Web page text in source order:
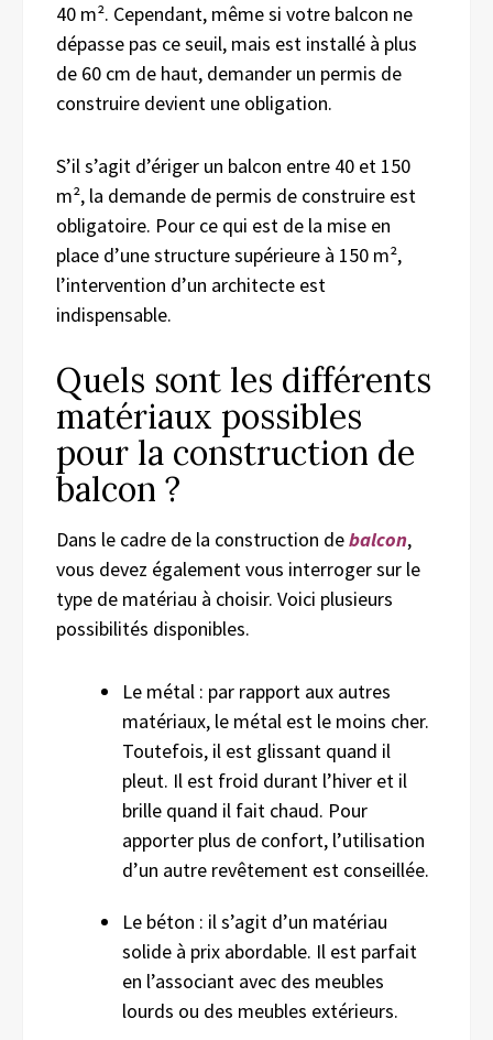
40 m². Cependant, même si votre balcon ne
dépasse pas ce seuil, mais est installé à plus
de 60 cm de haut, demander un permis de
construire devient une obligation.
S’il s’agit d’ériger un balcon entre 40 et 150
m², la demande de permis de construire est
obligatoire. Pour ce qui est de la mise en
place d’une structure supérieure à 150 m²,
l’intervention d’un architecte est
indispensable.
Quels sont les différents
matériaux possibles
pour la construction de
balcon ?
Dans le cadre de la construction debalcon,
vous devez également vous interroger sur le
type de matériau à choisir. Voici plusieurs
possibilités disponibles.
Le métal : par rapport aux autres
matériaux, le métal est le moins cher.
Toutefois, il est glissant quand il
pleut. Il est froid durant l’hiver et il
brille quand il fait chaud. Pour
apporter plus de confort, l’utilisation
d’un autre revêtement est conseillée.
Le béton : il s’agit d’un matériau
solide à prix abordable. Il est parfait
en l’associant avec des meubles
lourds ou des meubles extérieurs.